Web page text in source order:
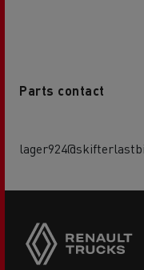
Parts contact